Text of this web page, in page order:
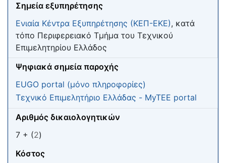
Σημεία εξυπηρέτησης
Ενιαία Κέντρα Εξυπηρέτησης (ΚΕΠ-ΕΚΕ), κατά
τόπο Περιφερειακό Τμήμα του Τεχνικού
Επιμελητηρίου Ελλάδος
Ψηφιακά σημεία παροχής
EUGO portal (μόνο πληροφορίες)
Τεχνικό Επιμελητήριο Ελλάδας - MyTEE portal
Αριθμός δικαιολογητικών
7 + (2)
Κόστος